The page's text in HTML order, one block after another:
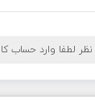
نظر لطفا وارد حساب